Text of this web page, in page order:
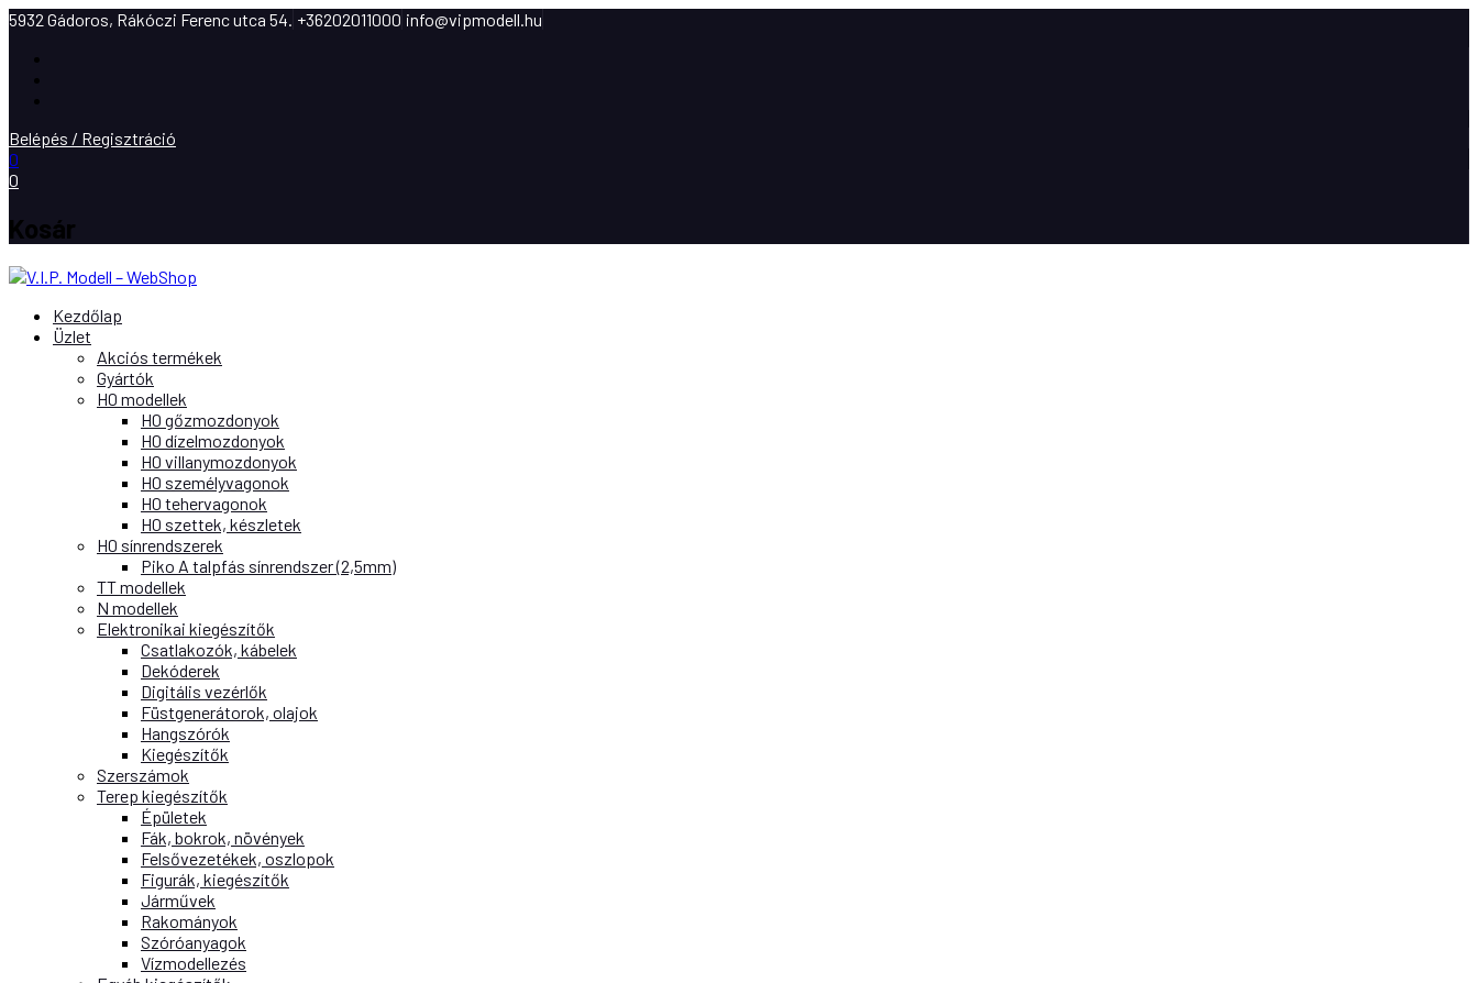
5932 Gádoros, Rákóczi Ferenc utca 54. +36202011000 info@vipmodell.hu
Belépés / Regisztráció
0
0
Kosár
Kezdőlap
Üzlet
Akciós termékek
Gyártók
H0 modellek
H0 gőzmozdonyok
H0 dízelmozdonyok
H0 villanymozdonyok
H0 személyvagonok
H0 tehervagonok
H0 szettek, készletek
H0 sínrendszerek
Piko A talpfás sínrendszer (2,5mm)
TT modellek
N modellek
Elektronikai kiegészítők
Csatlakozók, kábelek
Dekóderek
Digitális vezérlők
Füstgenerátorok, olajok
Hangszórók
Kiegészítők
Szerszámok
Terep kiegészítők
Épületek
Fák, bokrok, növények
Felsővezetékek, oszlopok
Figurák, kiegészítők
Járművek
Rakományok
Szóróanyagok
Vízmodellezés